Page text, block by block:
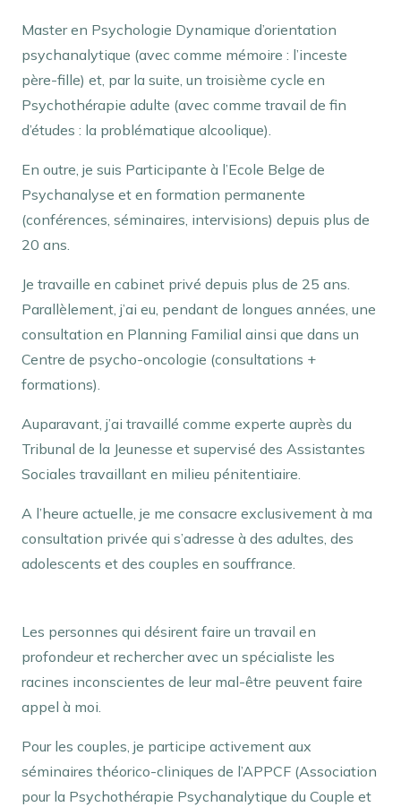
Master en Psychologie Dynamique d’orientation
psychanalytique (avec comme mémoire : l’inceste
père-fille) et, par la suite, un troisième cycle en
Psychothérapie adulte (avec comme travail de fin
d’études : la problématique alcoolique).
En outre, je suis Participante à l’Ecole Belge de
Psychanalyse et en formation permanente
(conférences, séminaires, intervisions) depuis plus de
20 ans.
Je travaille en cabinet privé depuis plus de 25 ans.
Parallèlement, j’ai eu, pendant de longues années, une
consultation en Planning Familial ainsi que dans un
Centre de psycho-oncologie (consultations +
formations).
Auparavant, j’ai travaillé comme experte auprès du
Tribunal de la Jeunesse et supervisé des Assistantes
Sociales travaillant en milieu pénitentiaire.
A l’heure actuelle, je me consacre exclusivement à ma
consultation privée qui s’adresse à des adultes, des
adolescents et des couples en souffrance.
Les personnes qui désirent faire un travail en
profondeur et rechercher avec un spécialiste les
racines inconscientes de leur mal-être peuvent faire
appel à moi.
Pour les couples, je participe activement aux
séminaires théorico-cliniques de l’APPCF (Association
pour la Psychothérapie Psychanalytique du Couple et